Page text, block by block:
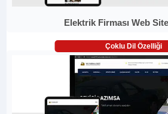
Elektrik Firması Web
Çoklu Dil Özelliği